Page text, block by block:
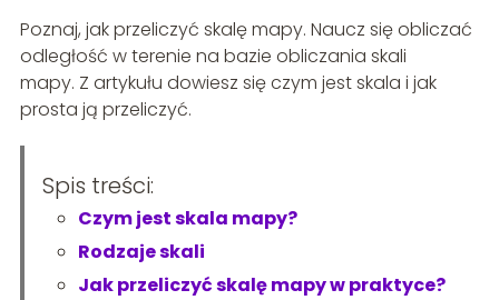
Poznaj, jak przeliczyć skalę mapy. Naucz się obliczać
odległość w terenie na bazie obliczania skali
mapy. Z artykułu dowiesz się czym jest skala i jak
prosta ją przeliczyć.
Spis treści:
Czym jest skala mapy?
Rodzaje skali
Jak przeliczyć skalę mapy w praktyce?